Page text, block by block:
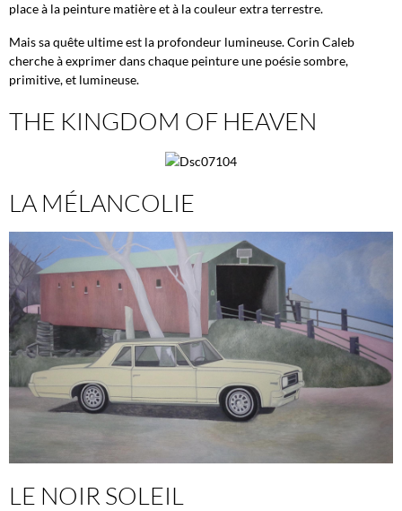
place à la peinture matière et à la couleur extra terrestre.
Mais sa quête ultime est la profondeur lumineuse. Corin Caleb
cherche à exprimer dans chaque peinture une poésie sombre,
primitive, et lumineuse.
THE KINGDOM OF HEAVEN
LA MÉLANCOLIE
LE NOIR SOLEIL